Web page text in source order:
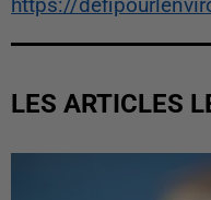
https://
LES ARTICLES